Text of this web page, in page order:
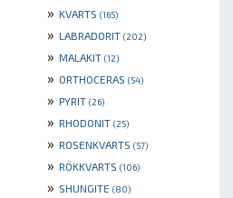
» KVARTS (165)
» LABRADORIT (202)
» MALAKIT (12)
» ORTHOCERAS (54)
» PYRIT (26)
» RHODONIT (25)
» ROSENKVARTS (57)
» RÖKKVARTS (106)
» SHUNGITE (80)